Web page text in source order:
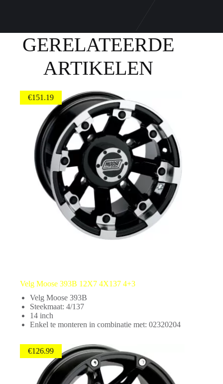
GERELATEERDE
ARTIKELEN
Velg Moose 393B 12X7 4X137 4+3
€151.19
Velg Moose 393B
Steekmaat: 4/137
14 inch
Enkel te monteren in combinatie met: 02320204
€126.99